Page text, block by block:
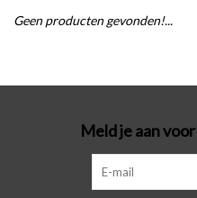
Badmode
Lingerie-accessoires
Cadeaubonnen
Geen producten gevonden!...
Meld je aan